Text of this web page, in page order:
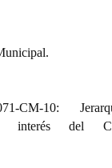
Letrada
CM-10:
interés del